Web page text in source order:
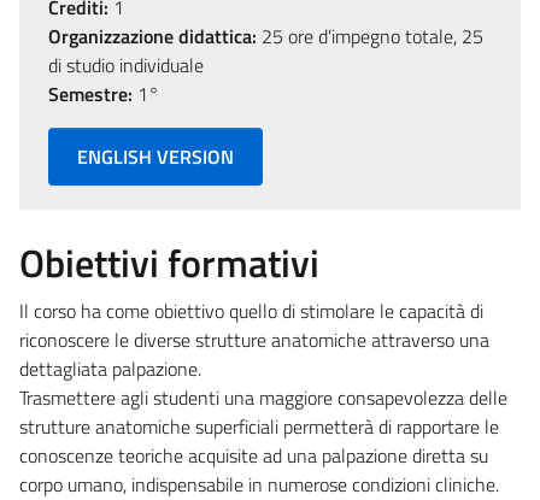
Crediti: 1
Organizzazione didattica: 25 ore d'impegno totale, 25
di studio individuale
Semestre: 1°
ENGLISH VERSION
Obiettivi formativi
Il corso ha come obiettivo quello di stimolare le capacità di
riconoscere le diverse strutture anatomiche attraverso una
dettagliata palpazione.
Trasmettere agli studenti una maggiore consapevolezza delle
strutture anatomiche superficiali permetterà di rapportare le
conoscenze teoriche acquisite ad una palpazione diretta su
corpo umano, indispensabile in numerose condizioni cliniche.